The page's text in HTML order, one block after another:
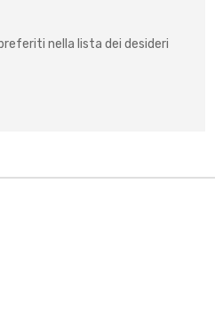
nella lista dei desideri